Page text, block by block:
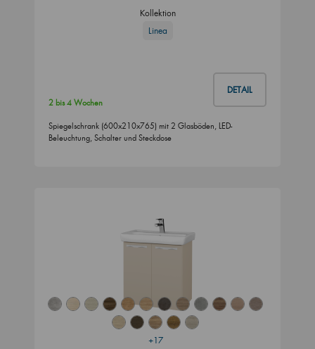
Kollektion
Linea
DETAIL
2 bis 4 Wochen
Spiegelschrank (600x210x765) mit 2 Glasböden, LED-
Beleuchtung, Schalter und Steckdose
+17